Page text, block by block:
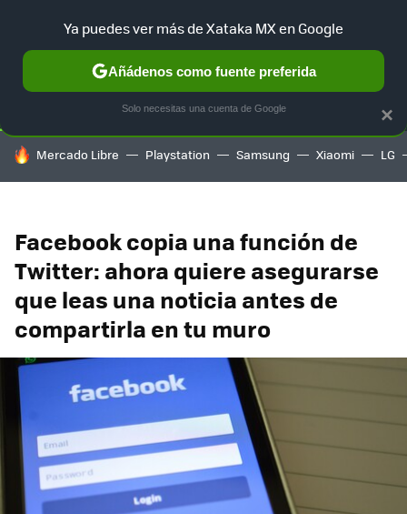
SELECCIÓN GAMING HOME AUTO TERRITORIO
HOY SE HABLA DE
Mercado Libre Playstation Samsung Xiaomi LG
Facebook copia una función de
Twitter: ahora quiere asegurarse
que leas una noticia antes de
compartirla en tu muro
×
Ya puedes ver más de Xataka MX en Google
Añádenos como fuente preferida
Solo necesitas una cuenta de Google